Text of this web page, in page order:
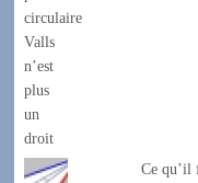
Ce qu’il